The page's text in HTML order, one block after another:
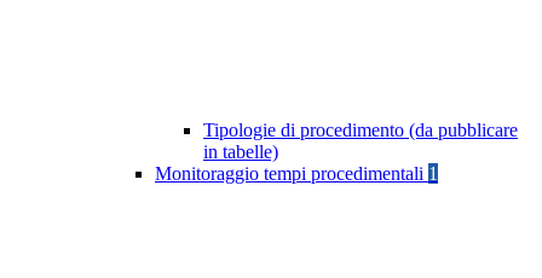
Tipologie di procedimento (da pubblicare
in tabelle)
Monitoraggio tempi procedimentali 1